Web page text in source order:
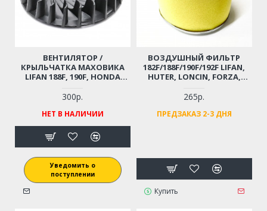
ВЕНТИЛЯТОР /
КРЫЛЬЧАТКА МАХОВИКА
LIFAN 188F, 190F, HONDA
ГЕНЕРАТОРА / ВИБРОПЛИТЫ
И ПР. HUTER CARVER PATRIOT
CHAMPION 11-15 Л.С.
300р.
НЕТ В НАЛИЧИИ
Уведомить о
поступлении
ВОЗДУШНЫЙ ФИЛЬТР
182F/188F/190F/192F LIFAN,
HUTER, LONCIN, FORZA,
МОТОБЛОКА /
СНЕГОУБОРЩИКА /
ВИБРОПЛИТЫ 11-17 Л.С.
265р.
ПРЕДЗАКАЗ 2-3 ДНЯ
Купить